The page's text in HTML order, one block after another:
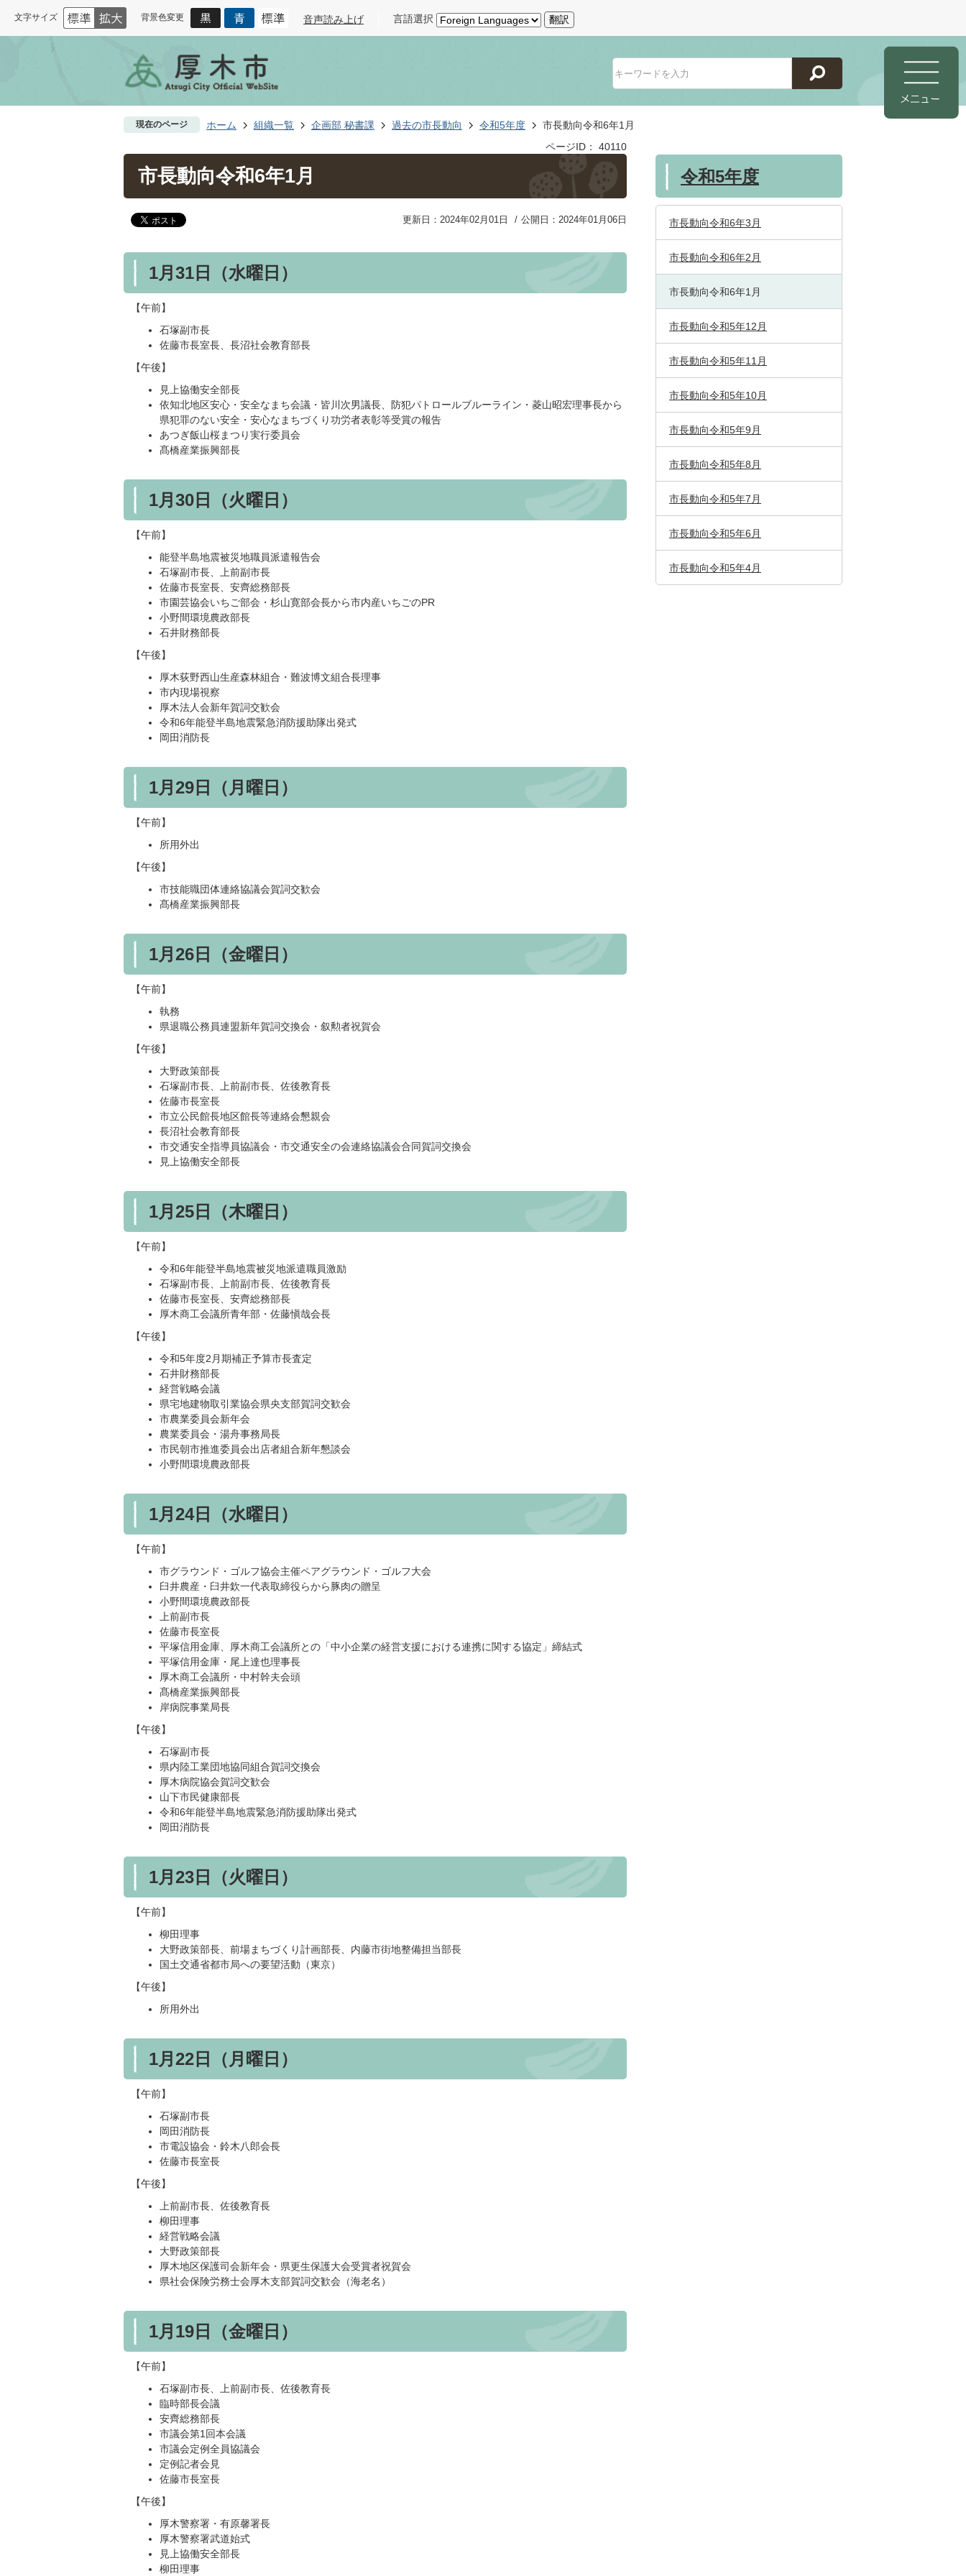
文字サイズ 背景色変更 音声読み上げ 言語選択 翻訳
現在のページ ホーム 組織一覧 企画部 秘書課 過去の市長動向 令和5年度
市長動向令和6年1月
ページID：
40110
市長動向令和6年1月
更新日：2024年02月01日 公開日：2024年01月06日
1月31日（水曜日）
【午前】
石塚副市長
佐藤市長室長、長沼社会教育部長
【午後】
見上協働安全部長
依知北地区安心・安全なまち会議・皆川次男議長、防犯パトロールブルーライン・菱山昭宏理事長から
県犯罪のない安全・安心なまちづくり功労者表彰等受賞の報告
あつぎ飯山桜まつり実行委員会
髙橋産業振興部長
1月30日（火曜日）
【午前】
能登半島地震被災地職員派遣報告会
石塚副市長、上前副市長
佐藤市長室長、安齊総務部長
市園芸協会いちご部会・杉山寛部会長から市内産いちごのPR
小野間環境農政部長
石井財務部長
【午後】
厚木荻野西山生産森林組合・難波博文組合長理事
市内現場視察
厚木法人会新年賀詞交歓会
令和6年能登半島地震緊急消防援助隊出発式
岡田消防長
1月29日（月曜日）
【午前】
所用外出
【午後】
市技能職団体連絡協議会賀詞交歓会
髙橋産業振興部長
1月26日（金曜日）
【午前】
執務
県退職公務員連盟新年賀詞交換会・叙勲者祝賀会
【午後】
大野政策部長
石塚副市長、上前副市長、佐後教育長
佐藤市長室長
市立公民館長地区館長等連絡会懇親会
長沼社会教育部長
市交通安全指導員協議会・市交通安全の会連絡協議会合同賀詞交換会
見上協働安全部長
1月25日（木曜日）
【午前】
令和6年能登半島地震被災地派遣職員激励
石塚副市長、上前副市長、佐後教育長
佐藤市長室長、安齊総務部長
厚木商工会議所青年部・佐藤愼哉会長
【午後】
令和5年度2月期補正予算市長査定
石井財務部長
経営戦略会議
県宅地建物取引業協会県央支部賀詞交歓会
市農業委員会新年会
農業委員会・湯舟事務局長
市民朝市推進委員会出店者組合新年懇談会
小野間環境農政部長
1月24日（水曜日）
【午前】
市グラウンド・ゴルフ協会主催ペアグラウンド・ゴルフ大会
臼井農産・臼井欽一代表取締役らから豚肉の贈呈
小野間環境農政部長
上前副市長
佐藤市長室長
平塚信用金庫、厚木商工会議所との「中小企業の経営支援における連携に関する協定」締結式
平塚信用金庫・尾上達也理事長
厚木商工会議所・中村幹夫会頭
髙橋産業振興部長
岸病院事業局長
【午後】
石塚副市長
県内陸工業団地協同組合賀詞交換会
厚木病院協会賀詞交歓会
山下市民健康部長
令和6年能登半島地震緊急消防援助隊出発式
岡田消防長
1月23日（火曜日）
【午前】
柳田理事
大野政策部長、前場まちづくり計画部長、内藤市街地整備担当部長
国土交通省都市局への要望活動（東京）
【午後】
所用外出
1月22日（月曜日）
【午前】
石塚副市長
岡田消防長
市電設協会・鈴木八郎会長
佐藤市長室長
【午後】
上前副市長、佐後教育長
柳田理事
経営戦略会議
大野政策部長
厚木地区保護司会新年会・県更生保護大会受賞者祝賀会
県社会保険労務士会厚木支部賀詞交歓会（海老名）
1月19日（金曜日）
【午前】
石塚副市長、上前副市長、佐後教育長
臨時部長会議
安齊総務部長
市議会第1回本会議
市議会定例全員協議会
定例記者会見
佐藤市長室長
【午後】
厚木警察署・有原馨署長
厚木警察署武道始式
見上協働安全部長
柳田理事
令和5年度
市長動向令和6年3月
市長動向令和6年2月
市長動向令和6年1月
市長動向令和5年12月
市長動向令和5年11月
市長動向令和5年10月
市長動向令和5年9月
市長動向令和5年8月
市長動向令和5年7月
市長動向令和5年6月
市長動向令和5年4月